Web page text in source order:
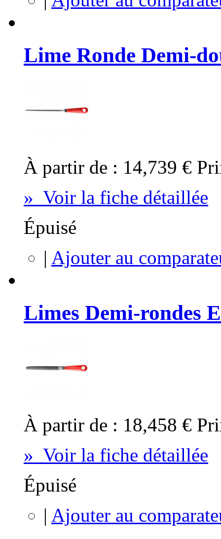
Lime Ronde Demi-
À partir de : 14,739 €
» Voir la fiche détaillée
Épuisé
| Ajouter au
Limes Demi-rondes
À partir de : 18,458 €
» Voir la fiche détaillée
Épuisé
| Ajouter au